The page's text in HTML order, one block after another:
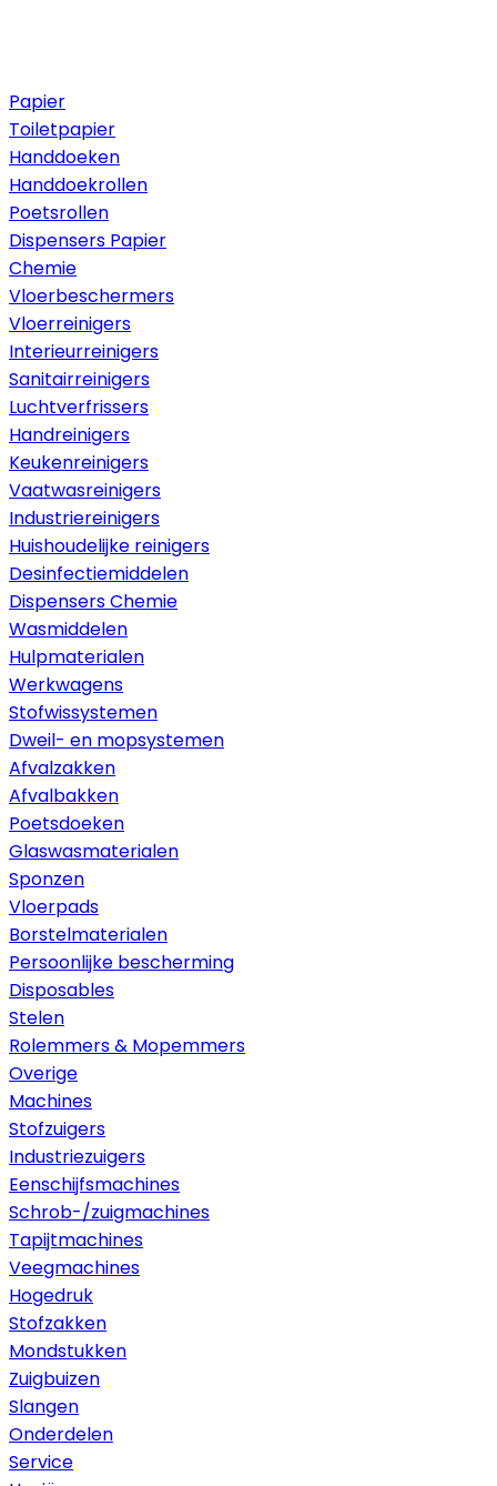
Papier
Toiletpapier
Handdoeken
Handdoekrollen
Poetsrollen
Dispensers Papier
Chemie
Vloerbeschermers
Vloerreinigers
Interieurreinigers
Sanitairreinigers
Luchtverfrissers
Handreinigers
Keukenreinigers
Vaatwasreinigers
Industriereinigers
Huishoudelijke reinigers
Desinfectiemiddelen
Dispensers Chemie
Wasmiddelen
Hulpmaterialen
Werkwagens
Stofwissystemen
Dweil- en mopsystemen
Afvalzakken
Afvalbakken
Poetsdoeken
Glaswasmaterialen
Sponzen
Vloerpads
Borstelmaterialen
Persoonlijke bescherming
Disposables
Stelen
Rolemmers & Mopemmers
Overige
Machines
Stofzuigers
Industriezuigers
Eenschijfsmachines
Schrob-/zuigmachines
Tapijtmachines
Veegmachines
Hogedruk
Stofzakken
Mondstukken
Zuigbuizen
Slangen
Onderdelen
Service